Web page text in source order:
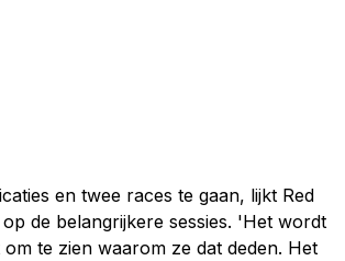
en twee races te gaan, lijkt Red
de belangrijkere sessies. 'Het wordt
te zien waarom ze dat deden. Het